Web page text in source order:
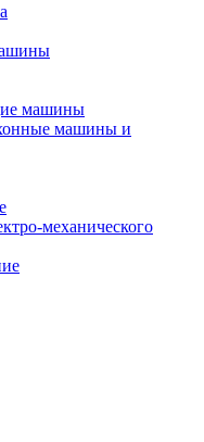
машины
машины и
механического